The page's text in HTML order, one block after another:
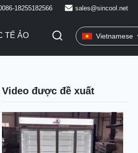
18255182566 sales@sincool.net
TẾ ẢO Vietnamese
Video được đề xuất